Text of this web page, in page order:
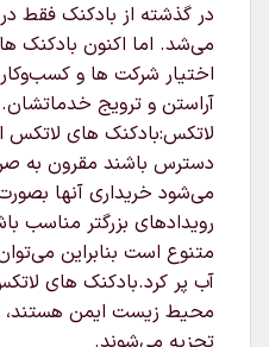
در گذشته از بادکنک فقط
می‌شد. اما اکنون بادکنک
اختیار شرکت ها و
آراستن و ترویج
لاتکس:بادکنک های لاتکس
دسترس باشند مقرون به
می‌شود خریداری آنها
رویدادهای بزرگتر مناسب
متنوع است بنابراین می‌توان
آب پر کرد.بادکنک های